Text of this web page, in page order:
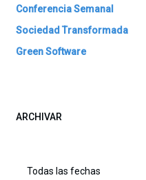
Conferencia Semanal
Sociedad Transformada
Green Software
ARCHIVAR